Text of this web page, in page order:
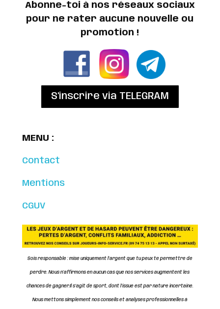
Abonne-toi à nos réseaux sociaux
pour ne rater aucune nouvelle ou
promotion !
S'inscrire via TELEGRAM
MENU :
Contact
Mentions
CGUV
Sois responsable : mise uniquement l’argent que tu peux te permettre de
perdre. Nous n’affirmons en aucun cas que nos services augmentent les
chances de gagner.Il s’agit de sport, dont l’issue est par nature incertaine.
Nous mettons simplement nos conseils et analyses professionnelles à